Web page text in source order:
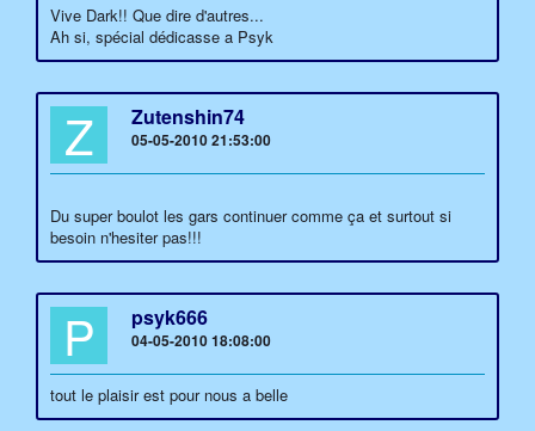
Vive Dark!! Que dire d'autres...
Ah si, spécial dédicasse a Psyk
Z Zutenshin74
05-05-2010 21:53:00
Du super boulot les gars continuer comme ça et surtout si
besoin n'hesiter pas!!!
P psyk666
04-05-2010 18:08:00
tout le plaisir est pour nous a belle